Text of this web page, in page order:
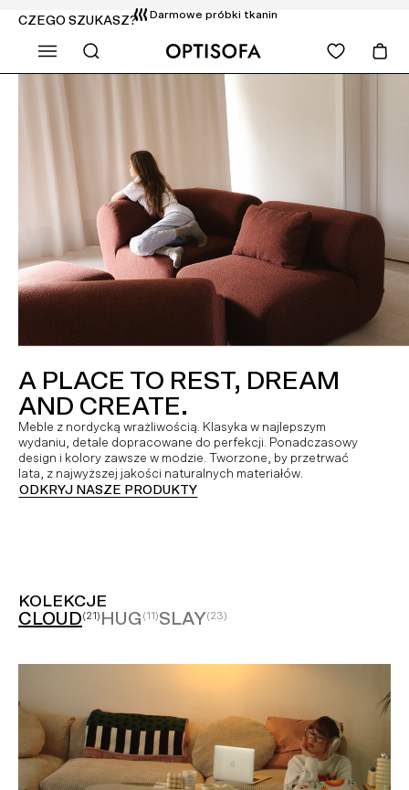
Darmowe próbki tkanin
CZEGO SZUKASZ?
A PLACE TO REST, DREAM
AND CREATE.
Meble z nordycką wrażliwością. Klasyka w najlepszym
wydaniu, detale dopracowane do perfekcji. Ponadczasowy
design i kolory zawsze w modzie. Tworzone, by przetrwać
lata, z najwyższej jakości naturalnych materiałów.
ODKRYJ NASZE PRODUKTY
KOLEKCJE
CLOUD(21) HUG (11)SLAY(23)